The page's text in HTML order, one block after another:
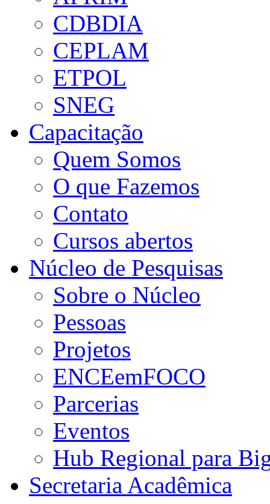
CDBDIA
CEPLAM
ETPOL
SNEG
Capacitação
Quem Somos
O que Fazemos
Contato
Cursos abertos
Núcleo de Pesquisas
Sobre o Núcleo
Pessoas
Projetos
ENCEemFOCO
Parcerias
Eventos
Hub Regional para
Secretaria Acadêmica